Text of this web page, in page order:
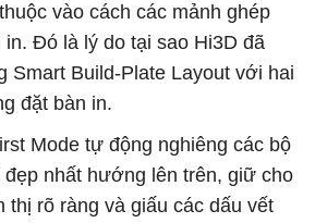
vào cách các mảnh ghép
Đó là lý do tại sao Hi3D đã
Smart Build-Plate Layout với hai
đặt bàn in.
Mode tự động nghiêng các bộ
đẹp nhất hướng lên trên, giữ cho
thị rõ ràng và giấu các dấu vết